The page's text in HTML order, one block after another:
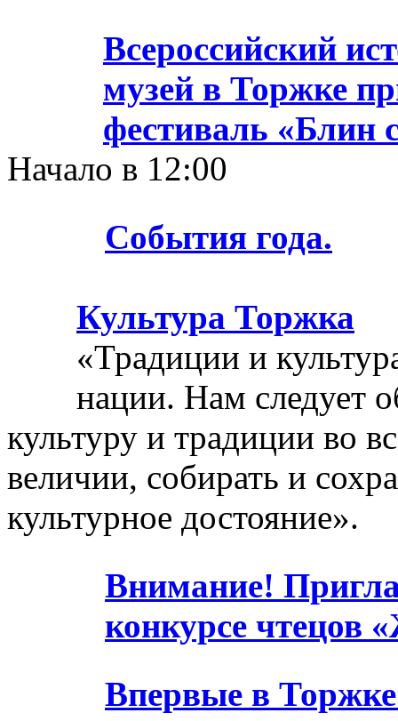
Всероссийский
музей в Торжке
фестиваль «Блин
Начало в 12:00
События года.
Культура Торжка
«Традиции и
нации. Нам следует
культуру и традиции во
величии, собирать и
культурное достояние».
Внимание!
конкурсе чтецов
Впервые в